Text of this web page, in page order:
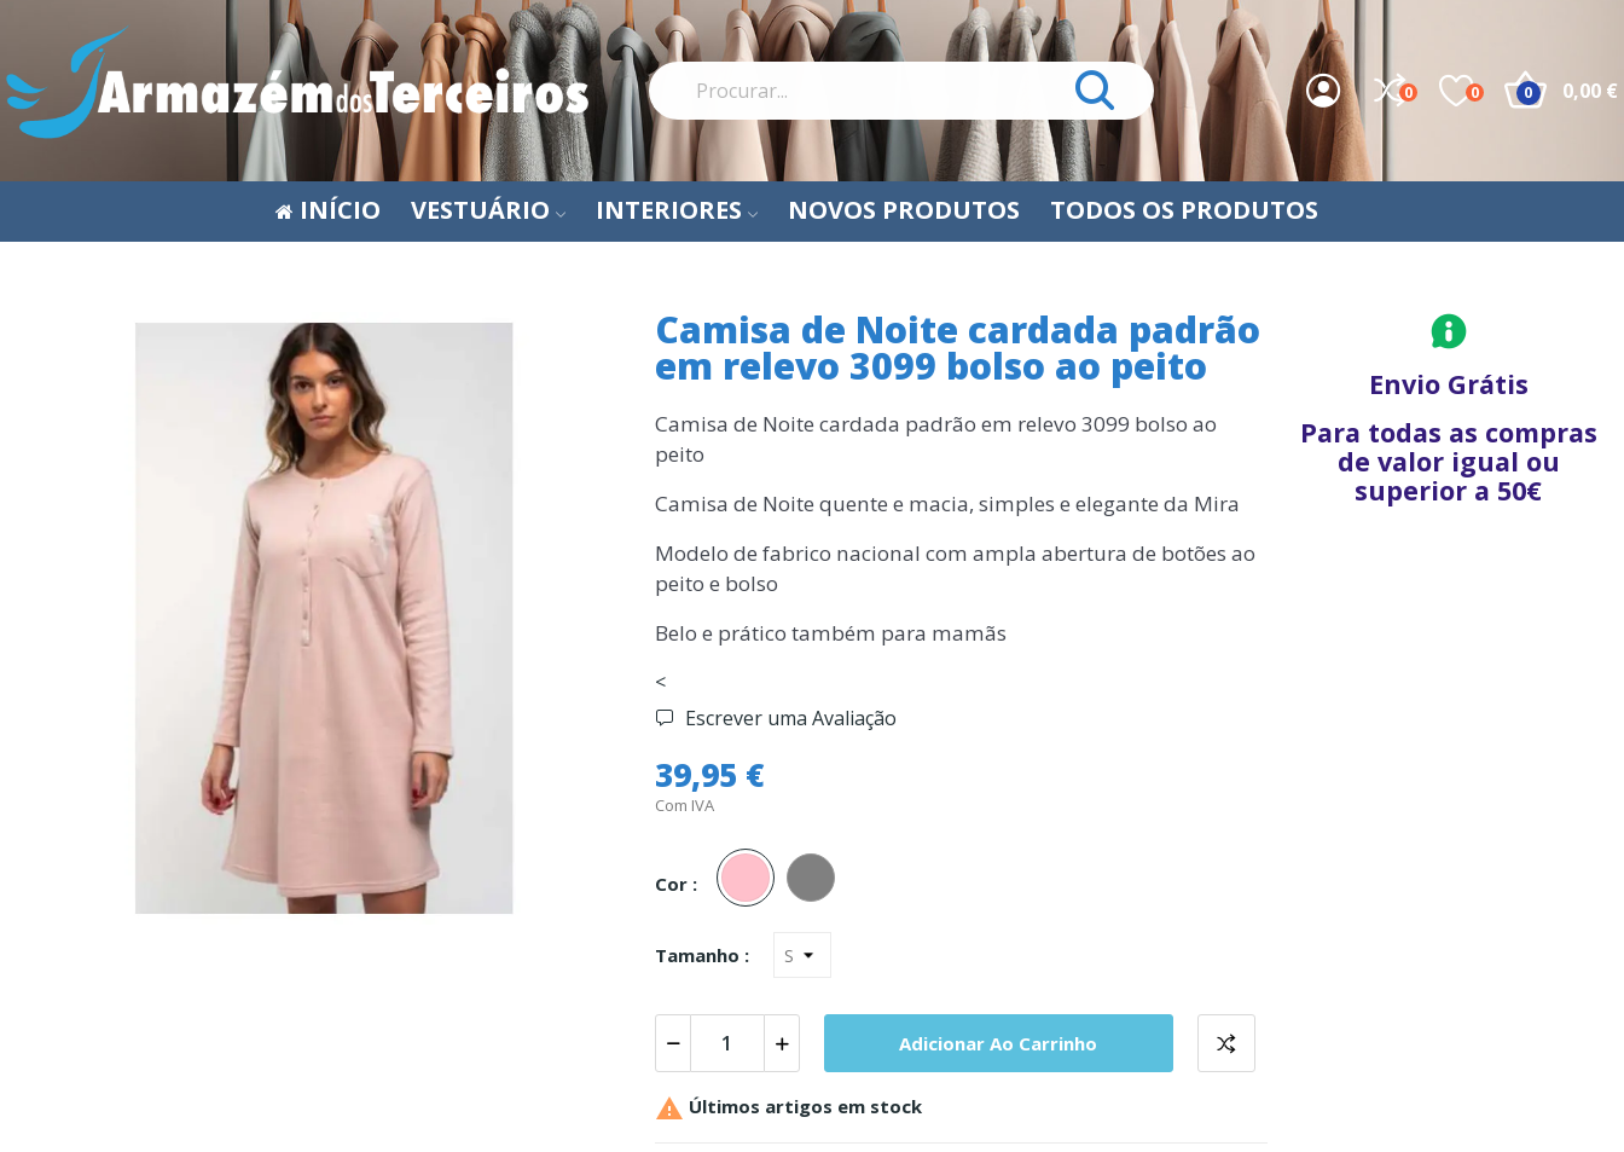
0 0 0,00 €
0
INÍCIO VESTUÁRIO INTERIORES NOVOS PRODUTOS TODOS OS PRODUTOS
Camisa de Noite cardada padrão
em relevo 3099 bolso ao peito
Camisa de Noite cardada padrão em relevo 3099 bolso ao
peito
Camisa de Noite quente e macia, simples e elegante da Mira
Modelo de fabrico nacional com ampla abertura de botões ao
peito e bolso
Belo e prático também para mamãs
<
Escrever uma Avaliação
39,95 €
Com IVA
Cor :
Rosa Cinza
Tamanho :
Adicionar Ao Carrinho
 Últimos artigos em stock
Envio Grátis
Para todas as compras
de valor igual ou
superior a 50€